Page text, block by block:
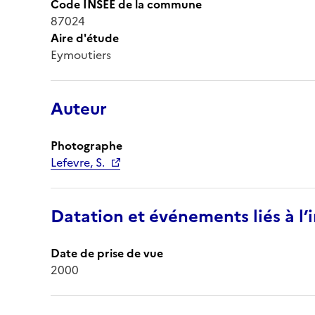
Code INSEE de la commune
87024
Aire d'étude
Eymoutiers
Auteur
Photographe
Lefevre, S.
Datation et événements liés à
Date de prise de vue
2000